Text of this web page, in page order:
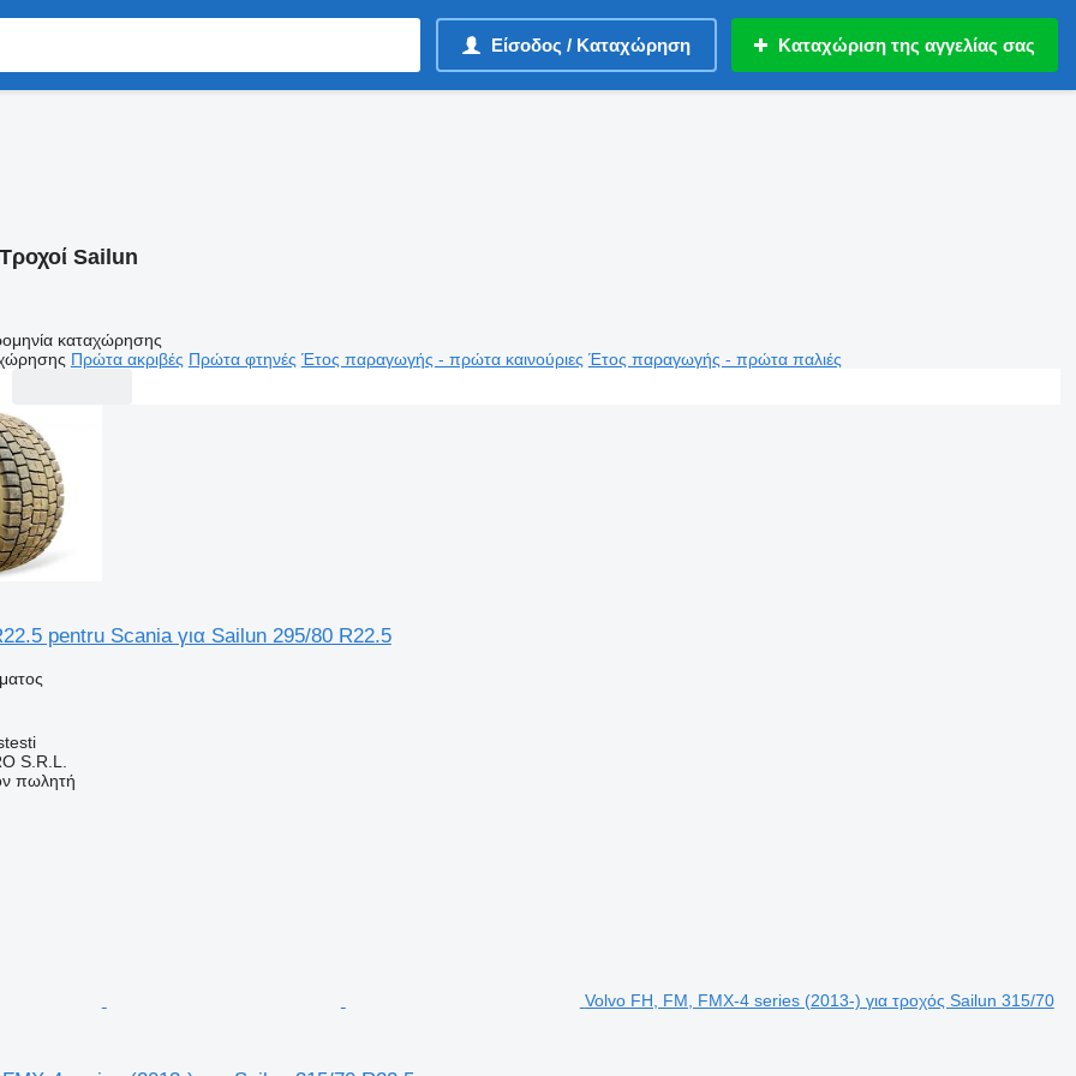
Είσοδος / Καταχώρηση Καταχώριση της αγγελίας σας
Τροχοί Sailun
καταχώρησης
Πρώτα ακριβές Πρώτα φτηνές Έτος παραγωγής - πρώτα καινούριες Έτος παραγωγής - πρώτα παλιές
pentru Scania για Sailun 295/80 R22.5
S.R.L.
πωλητή
Volvo FH, FM, FMX-4 series (2013-) για τροχός Sailun 315/70